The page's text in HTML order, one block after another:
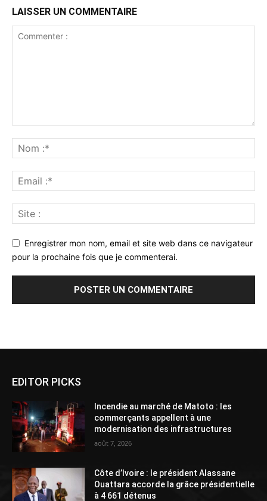
LAISSER UN COMMENTAIRE
Enregistrer mon nom, email et site web dans ce navigateur
pour la prochaine fois que je commenterai.
EDITOR PICKS
Incendie au marché de Matoto : les
commerçants appellent à une
modernisation des infrastructures
août 7, 2026
Côte d’Ivoire : le président Alassane
Ouattara accorde la grâce présidentielle
à 4 661 détenus